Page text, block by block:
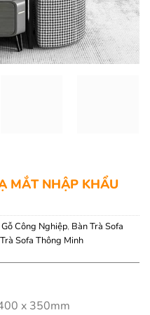
MẮT NHẬP KHẨU
Công Nghiệp, Bàn Trà Sofa
Sofa Thông Minh
x 350mm